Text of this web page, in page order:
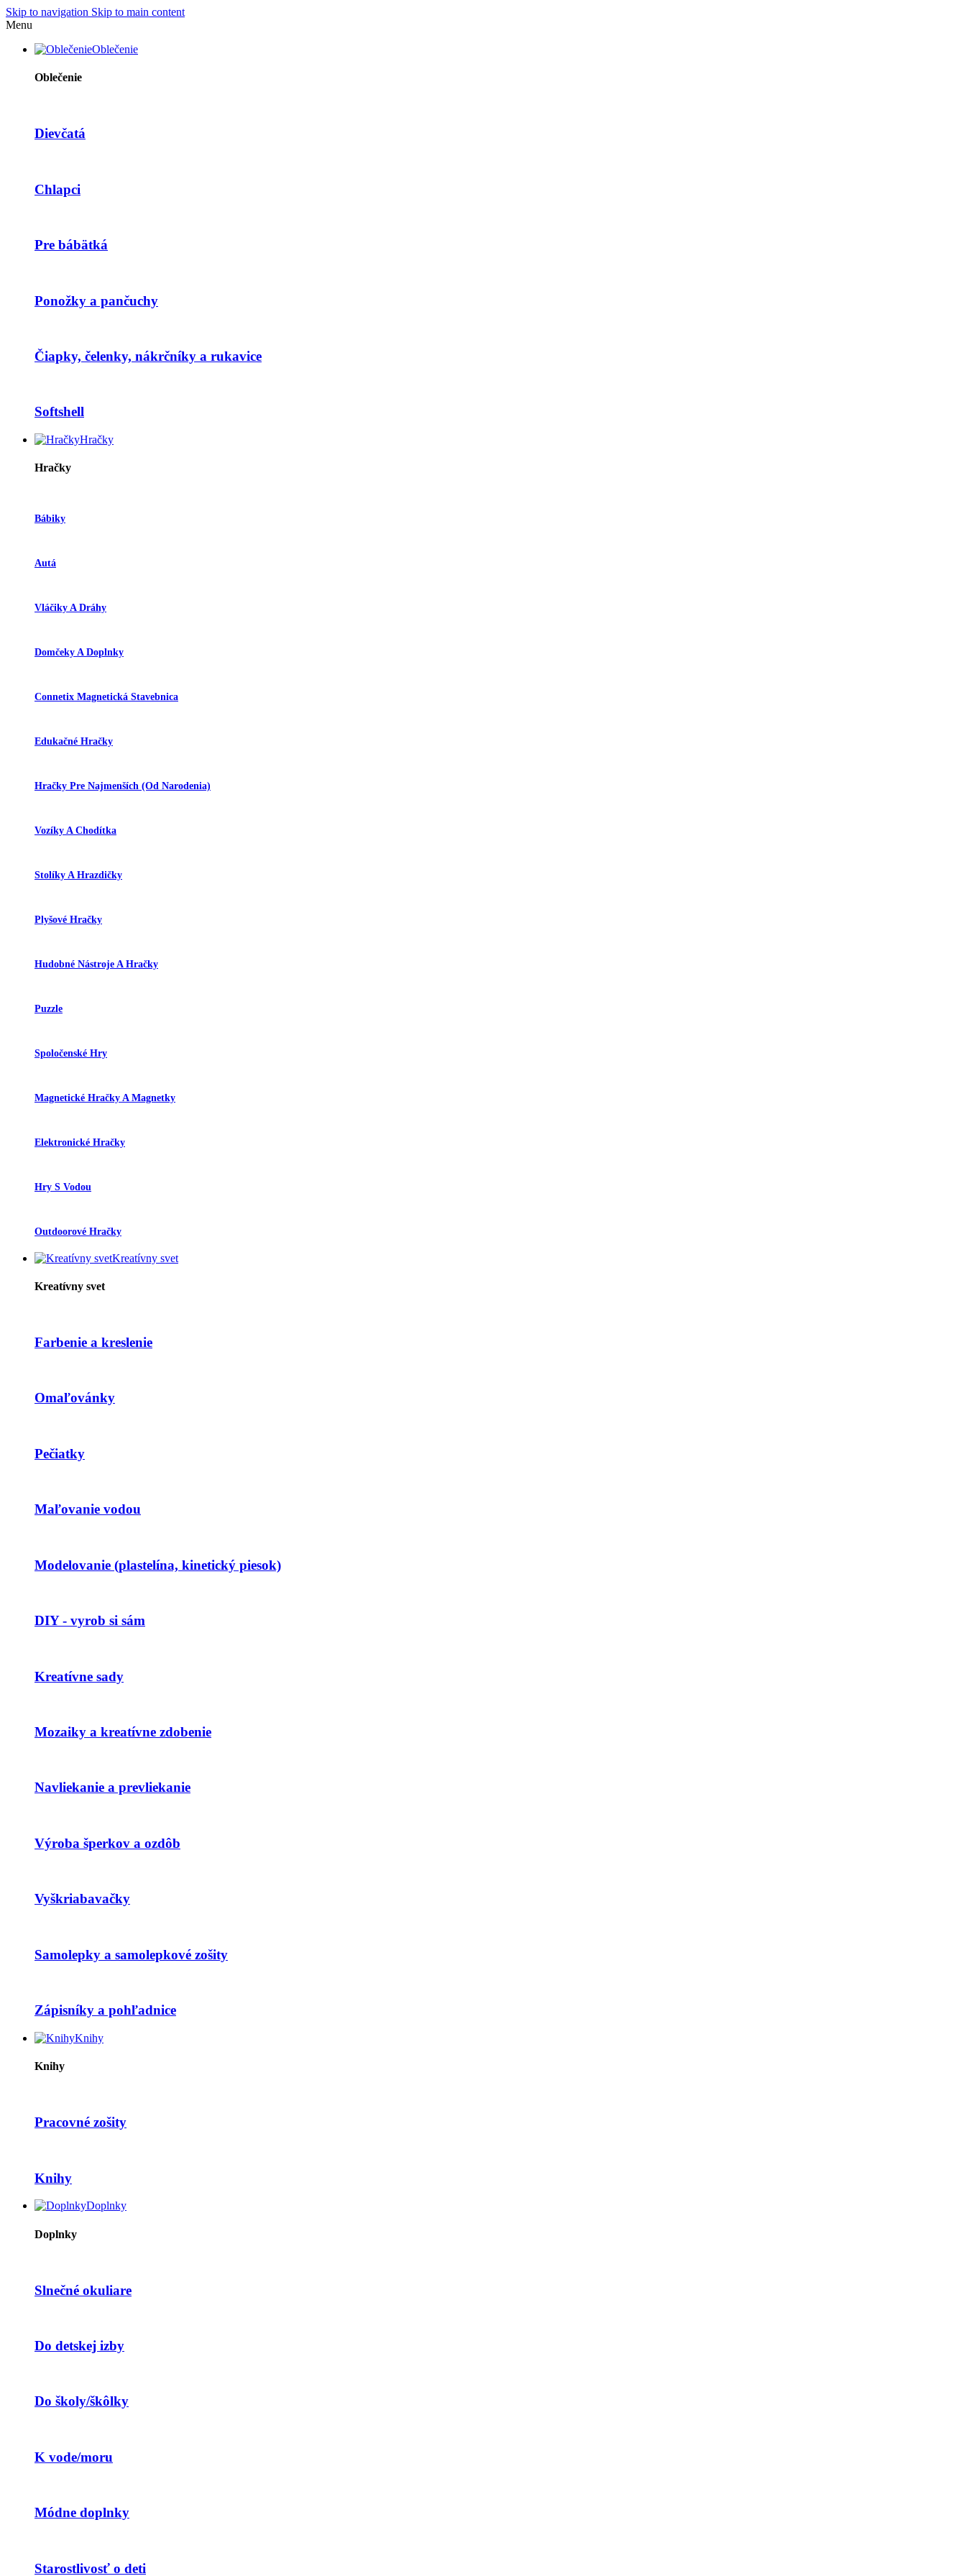
Skip to navigation Skip to main content
Menu
Oblečenie
Oblečenie
Dievčatá
Chlapci
Pre bábätká
Ponožky a pančuchy
Čiapky, čelenky, nákrčníky a rukavice
Softshell
Hračky
Hračky
Bábiky
Autá
Vláčiky A Dráhy
Domčeky A Doplnky
Connetix Magnetická Stavebnica
Edukačné Hračky
Hračky Pre Najmenších (od Narodenia)
Vozíky A Chodítka
Stolíky A Hrazdičky
Plyšové Hračky
Hudobné Nástroje A Hračky
Puzzle
Spoločenské Hry
Magnetické Hračky A Magnetky
Elektronické Hračky
Hry S Vodou
Outdoorové Hračky
Kreatívny svet
Kreatívny svet
Farbenie a kreslenie
Omaľovánky
Pečiatky
Maľovanie vodou
Modelovanie (plastelína, kinetický piesok)
DIY - vyrob si sám
Kreatívne sady
Mozaiky a kreatívne zdobenie
Navliekanie a prevliekanie
Výroba šperkov a ozdôb
Vyškriabavačky
Samolepky a samolepkové zošity
Zápisníky a pohľadnice
Knihy
Knihy
Pracovné zošity
Knihy
Doplnky
Doplnky
Slnečné okuliare
Do detskej izby
Do školy/škôlky
K vode/moru
Módne doplnky
Starostlivosť o deti